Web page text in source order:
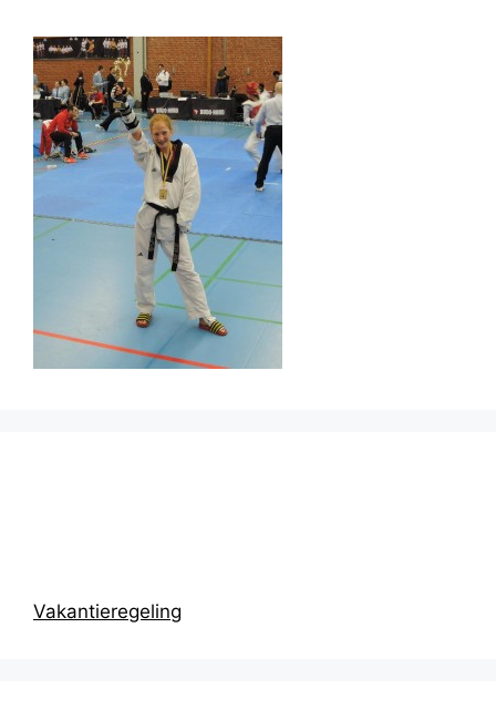
Vakantieregeling